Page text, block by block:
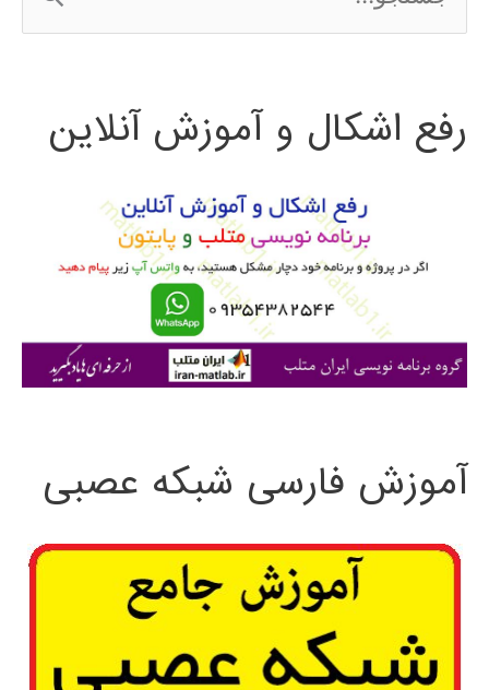
مثال
س
ج
ی
رفع اشکال و آموزش آنلاین
آموزش فارسی شبکه عصبی